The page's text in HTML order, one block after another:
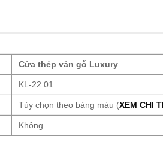
Cửa thép vân gỗ Luxury
KL-22.01
Tùy chọn theo bảng màu (XEM CHI
Không